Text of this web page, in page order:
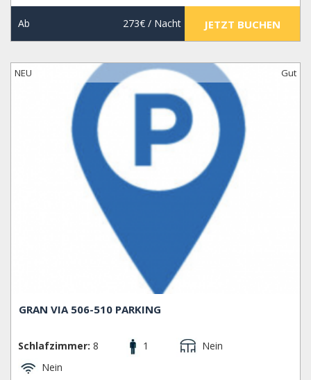
Ab 273€/ Nacht JETZT BUCHEN
NEU Gut
GRAN VIA 506-510 PARKING
Schlafzimmer: 8 1
Nein
Nein